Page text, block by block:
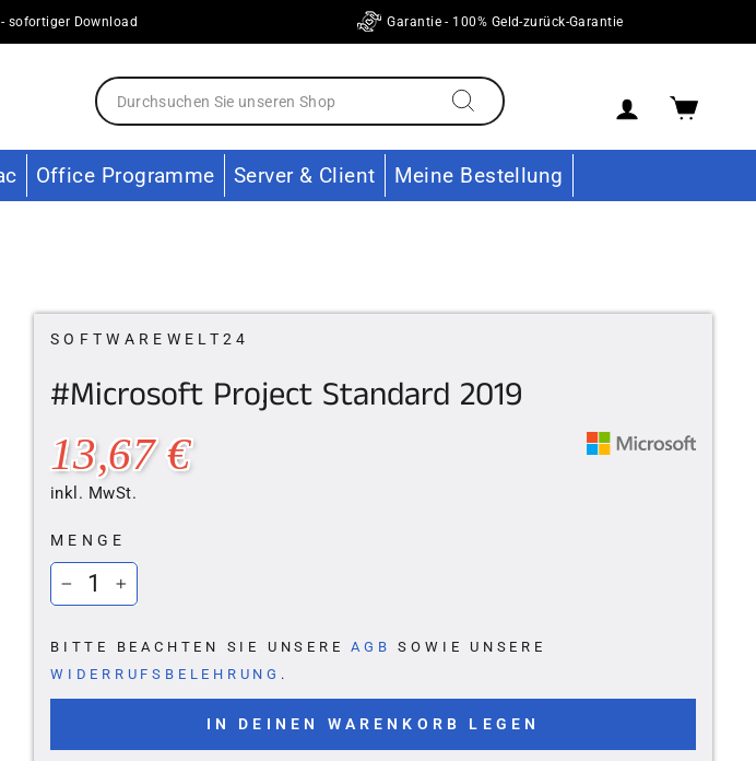
sofortiger Download Garantie - 100% Geld-zurück-Garantie
Suchen
Einloggen
Office Programme Server & Client Meine Bestellung
SOFTWAREWELT24
#Microsoft Project Standard 2019
13,67 €
inkl. MwSt.
MENGE
BITTE BEACHTEN SIE UNSEREAGB
SOWIE UNSERE
WIDERRUFSBELEHRUNG .
IN DEINEN WARENKORB LEGEN